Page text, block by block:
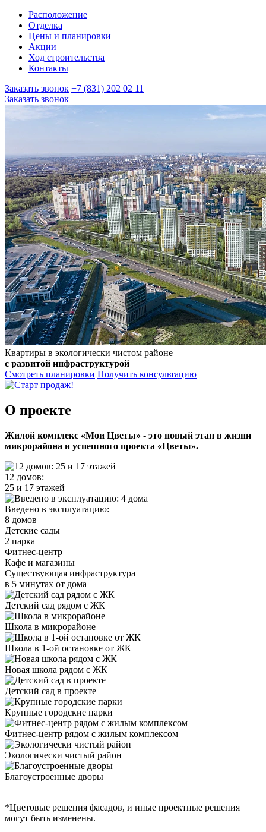
Расположение
Отделка
Цены и планировки
Акции
Ход строительства
Контакты
Заказать звонок +7 (831) 202 02 11
Заказать звонок
Квартиры в экологически чистом районе
с развитой инфраструктурой
Смотреть планировки Получить консультацию
О проекте
Жилой комплекс «Мои Цветы» - это новый этап в жизни
микрорайона и успешного проекта «Цветы».
12 домов:
25 и 17 этажей
Введено в эксплуатацию:
8 домов
Детские сады
2 парка
Фитнес-центр
Кафе и магазины
Существующая инфраструктура
в 5 минутах от дома
Детский сад рядом с ЖК
Школа в микрорайоне
Школа в 1-ой остановке от ЖК
Новая школа рядом с ЖК
Детский сад в проекте
Крупные городские парки
Фитнес-центр рядом с жилым комплексом
Экологически чистый район
Благоустроенные дворы
*Цветовые решения фасадов, и иные проектные решения
могут быть изменены.